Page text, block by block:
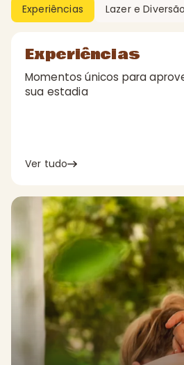
Experiências Lazer e Diversão
Experiências
Momentos únicos para
sua estadia
Ver tudo